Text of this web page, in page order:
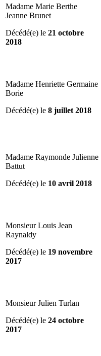
Madame Marie Berthe
Jeanne Brunet
Décédé(e) le 21 octobre
2018
Madame Henriette Germaine
Borie
Décédé(e) le 8 juillet 2018
Madame Raymonde Julienne
Battut
Décédé(e) le 10 avril 2018
Monsieur Louis Jean
Raynaldy
Décédé(e) le 19 novembre
2017
Monsieur Julien Turlan
Décédé(e) le 24 octobre
2017